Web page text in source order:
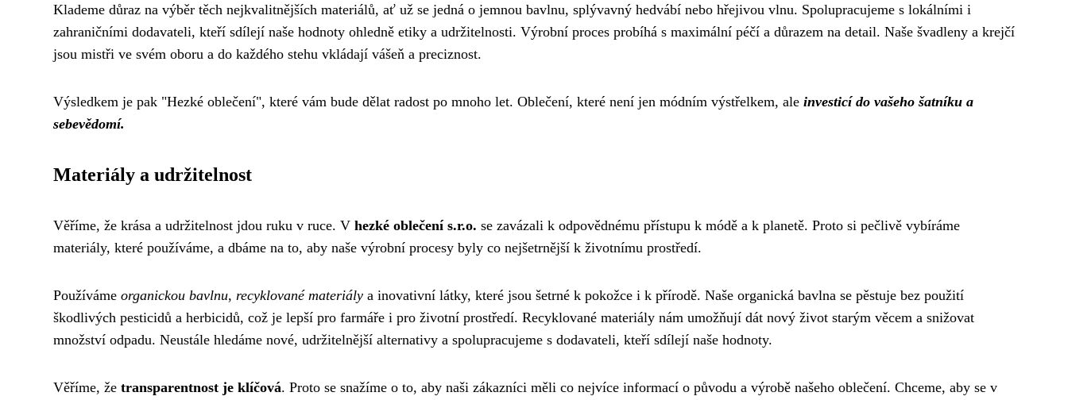
Klademe důraz na výběr těch nejkvalitnějších materiálů, ať už se jedná o jemnou bavlnu, splývavný hedvábí nebo hřejivou vlnu. Spolupracujeme s lokálními i
zahraničními dodavateli, kteří sdílejí naše hodnoty ohledně etiky a udržitelnosti. Výrobní proces probíhá s maximální péčí a důrazem na detail. Naše švadleny a krejčí
jsou mistři ve svém oboru a do každého stehu vkládají vášeň a preciznost.
Výsledkem je pak "Hezké oblečení", které vám bude dělat radost po mnoho let. Oblečení, které není jen módním výstřelkem, ale investicí do vašeho šatníku a
sebevědomí.
Materiály a udržitelnost
Věříme, že krása a udržitelnost jdou ruku v ruce. V hezké oblečení s.r.o. se zavázali k odpovědnému přístupu k módě a k planetě. Proto si pečlivě vybíráme
materiály, které používáme, a dbáme na to, aby naše výrobní procesy byly co nejšetrnější k životnímu prostředí.
Používáme organickou bavlnu, recyklované materiály a inovativní látky, které jsou šetrné k pokožce i k přírodě. Naše organická bavlna se pěstuje bez použití
škodlivých pesticidů a herbicidů, což je lepší pro farmáře i pro životní prostředí. Recyklované materiály nám umožňují dát nový život starým věcem a snižovat
množství odpadu. Neustále hledáme nové, udržitelnější alternativy a spolupracujeme s dodavateli, kteří sdílejí naše hodnoty.
Věříme, že transparentnost je klíčová. Proto se snažíme o to, aby naši zákazníci měli co nejvíce informací o původu a výrobě našeho oblečení. Chceme, aby se v